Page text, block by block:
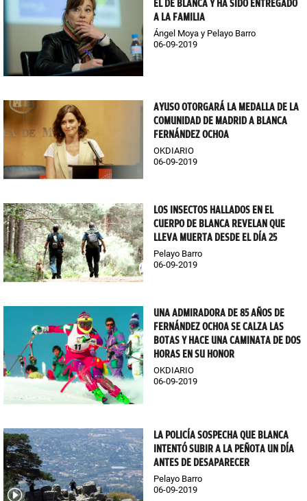
EL DE BLANCA Y HA SIDO ENTREGADO
A LA FAMILIA
Ángel Moya y Pelayo Barro
06-09-2019
AYUSO OTORGARÁ LA MEDALLA DE LA
COMUNIDAD DE MADRID A BLANCA
FERNÁNDEZ OCHOA
OKDIARIO
06-09-2019
LOS INSECTOS HALLADOS EN EL
CUERPO DE BLANCA REVELAN QUE
LLEVA MUERTA DESDE EL DÍA 25
Pelayo Barro
06-09-2019
UNA ADMIRADORA DE 85 AÑOS DE
FERNÁNDEZ OCHOA SE CALZA LAS
BOTAS Y HACE UNA CAMINATA DE DOS
HORAS EN SU HONOR
OKDIARIO
06-09-2019
LA POLICÍA SOSPECHA QUE BLANCA
INTENTÓ SUBIR A LA PEÑOTA UN DÍA
ANTES DE DESAPARECER
Pelayo Barro
06-09-2019